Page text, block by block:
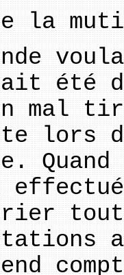
la
ait été
mal
lors